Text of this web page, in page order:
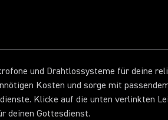
und Drahtlossysteme für deine
Kosten und sorge mit
Klicke auf die unten verlinkten
deinen Gottesdienst.